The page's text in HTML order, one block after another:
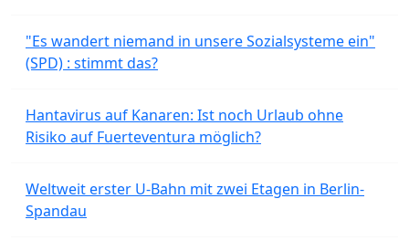
"Es wandert niemand in unsere Sozialsysteme ein"
(SPD) : stimmt das?
Hantavirus auf Kanaren: Ist noch Urlaub ohne
Risiko auf Fuerteventura möglich?
Weltweit erster U-Bahn mit zwei Etagen in Berlin-
Spandau